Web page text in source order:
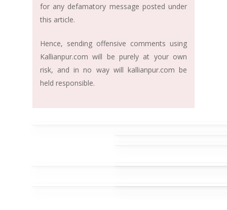
for any defamatory message posted under
this article.
Hence, sending offensive comments using
Kallianpur.com will be purely at your own
risk, and in no way will kallianpur.com be
held responsible.